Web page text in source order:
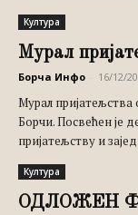
Култура
Мурал
Борча Инфо 16/12/
Мурал пријатељства
Борчи. Посвећен је
пријатељству и
Култура
ОДЛОЖЕН